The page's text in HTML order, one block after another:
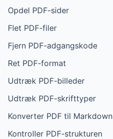
Opdel PDF-sider
Flet PDF-filer
Fjern PDF-adgangskode
Ret PDF-format
Udtræk PDF-billeder
Udtræk PDF-skrifttyper
Konverter PDF til Markdown
Kontroller PDF-strukturen